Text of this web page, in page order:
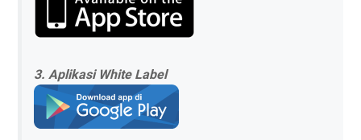
3. Aplikasi White Label